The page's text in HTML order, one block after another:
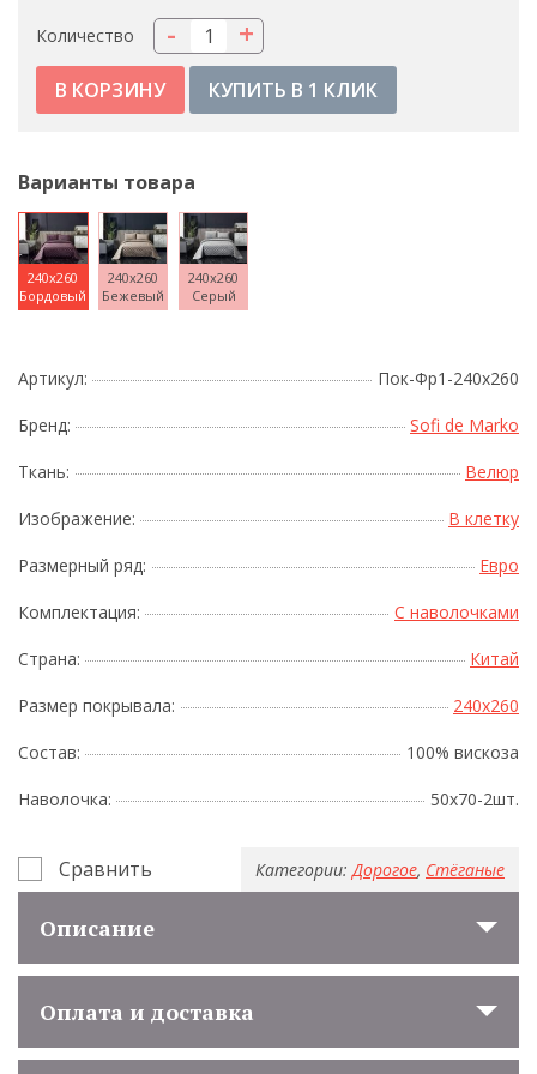
Количество +
-
КУПИТЬ В 1 КЛИК
Варианты товара
240x260
Бордовый
240x260
Бежевый
240x260
Серый
Артикул: Пок-Фр1-240х260
Бренд: Sofi de Marko
Ткань: Велюр
Изображение: В клетку
Размерный ряд: Евро
Комплектация: С наволочками
Страна: Китай
Размер покрывала: 240x260
Состав: 100% вискоза
Наволочка: 50х70-2шт.
Сравнить Категории: Дорогое, Стёганые
Описание
Оплата и доставка